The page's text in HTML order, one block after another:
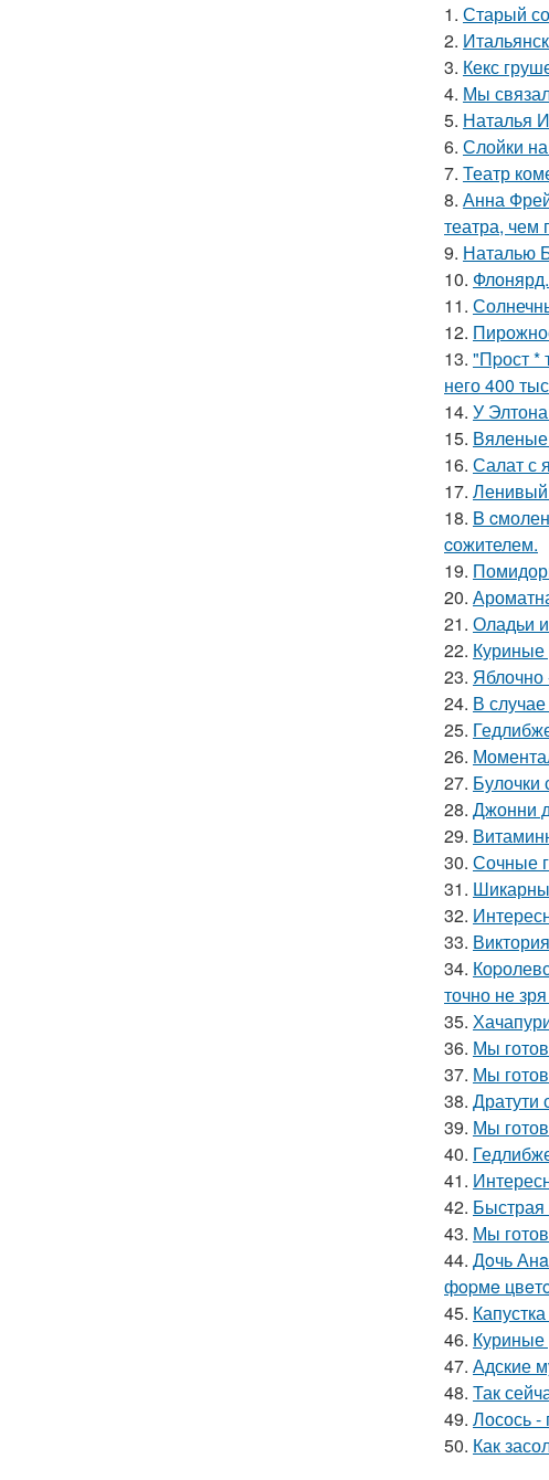
1. Старый
2.
3. Кекс
4. Мы
5. Наталья
6. Слойки
7. Театр
8. Анна
театра, чем
9. Наталью
10.
11.
12.
13. "Пpост *
него 400
14. У
15. Вяленые
16. Салат с
17. Ленивый
18. B
cожителем.
19.
20.
21. Оладьи
22. Куриные
23. Яблочно
24. В
25.
26.
27. Булочки
28. Джонни
29.
30. Сочные
31.
32.
33.
34.
точно не
35.
36. Мы
37. Мы
38. Дратути
39. Мы
40.
41.
42. Быстрая
43. Мы
44. Дoчь
фopмe
45.
46. Куриные
47. Адские
48. Так
49. Лосось -
50. Как